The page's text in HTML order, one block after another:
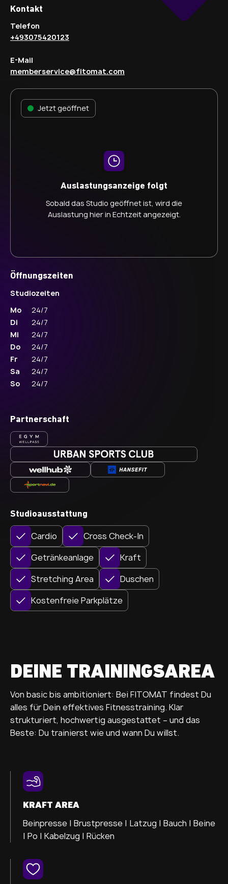
Jetzt geöffnet
Auslastungsanzeige folgt
Sobald das Studio geöffnet ist, wird die
Auslastung hier in Echtzeit angezeigt.
Kontakt
Telefon
+493075420123
E-Mail
memberservice@fitomat.com
Öffnungszeiten
Studiozeiten
Mo
24/7
Di
24/7
Mi
24/7
Do
24/7
Fr
24/7
Sa
24/7
So
24/7
Partnerschaft
Studioausstattung
Cardio
Cross Check-In
Getränkeanlage
Kraft
Stretching Area
Duschen
Kostenfreie Parkplätze
DEINE TRAININGSAREA
Von basic bis ambitioniert: Bei FITOMAT findest Du
alles für Dein effektives Fitnesstraining. Klar
strukturiert, hochwertig ausgestattet – und das
Beste: Du trainierst wie und wann Du willst.
KRAFT AREA
Beinpresse | Brustpresse | Latzug | Bauch | Beine
| Po | Kabelzug | Rücken